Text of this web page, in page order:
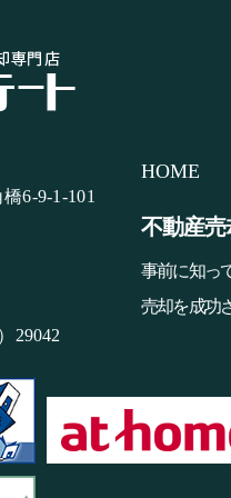
6-9-1-101
29042
HOME
不動産
事前に知っ
売却を成功